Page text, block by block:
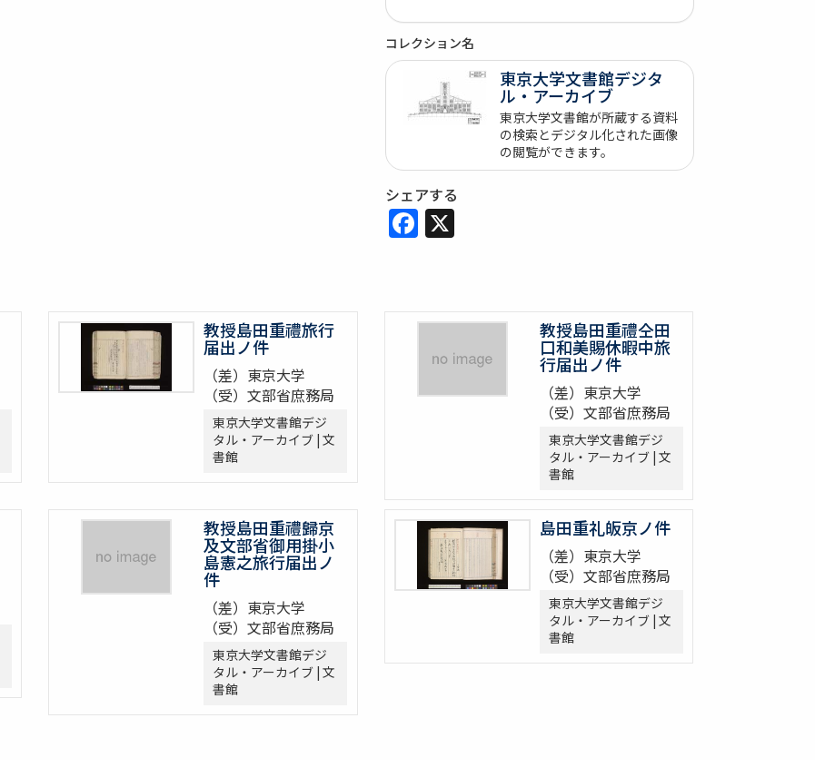
コレクション名
東京大学文書館デジタ
ル・アーカイブ
東京大学文書館が所蔵する資料
の検索とデジタル化された画像
の閲覧ができます。
シェアする
Facebook
X
教授島田重禮旅行
届出ノ件
（差）東京大学
（受）文部省庶務局
東京大学文書館デジ
タル・アーカイブ | 文
書館
教授島田重禮仝田
口和美賜休暇中旅
行届出ノ件
（差）東京大学
（受）文部省庶務局
東京大学文書館デジ
タル・アーカイブ | 文
書館
教授島田重禮歸京
及文部省御用掛小
島憲之旅行届出ノ
件
（差）東京大学
（受）文部省庶務局
東京大学文書館デジ
タル・アーカイブ | 文
書館
島田重礼皈京ノ件
（差）東京大学
（受）文部省庶務局
東京大学文書館デジ
タル・アーカイブ | 文
書館